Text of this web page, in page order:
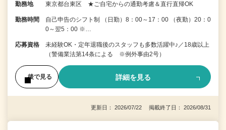
勤務地 東京都台東区 ★ご自宅からの通勤考慮＆直行直帰OK
勤務時間
自己申告のシフト制 （日勤）8：00～17：00 （夜勤）20：0
0～翌5：00 ※…
応募資格
未経験OK・定年退職後のスタッフも多数活躍中♪／18歳以上
（警備業法第14条による ※例外事由2号）
後で見る 詳細を見る
更新日： 2026/07/22 掲載終了日： 2026/08/31